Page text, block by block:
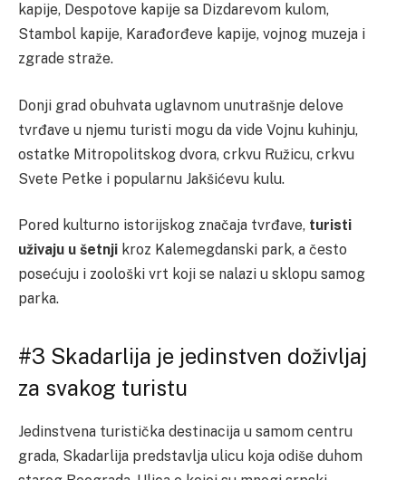
kapije, Despotove kapije sa Dizdarevom kulom,
Stambol kapije, Karađorđeve kapije, vojnog muzeja i
zgrade straže.
Donji grad obuhvata uglavnom unutrašnje delove
tvrđave u njemu turisti mogu da vide Vojnu kuhinju,
ostatke Mitropolitskog dvora, crkvu Ružicu, crkvu
Svete Petke i popularnu Jakšićevu kulu.
Pored kulturno istorijskog značaja tvrđave, turisti
uživaju u šetnji kroz Kalemegdanski park, a često
posećuju i zoološki vrt koji se nalazi u sklopu samog
parka.
#3 Skadarlija je jedinstven doživljaj
za svakog turistu
Jedinstvena turistička destinacija u samom centru
grada, Skadarlija predstavlja ulicu koja odiše duhom